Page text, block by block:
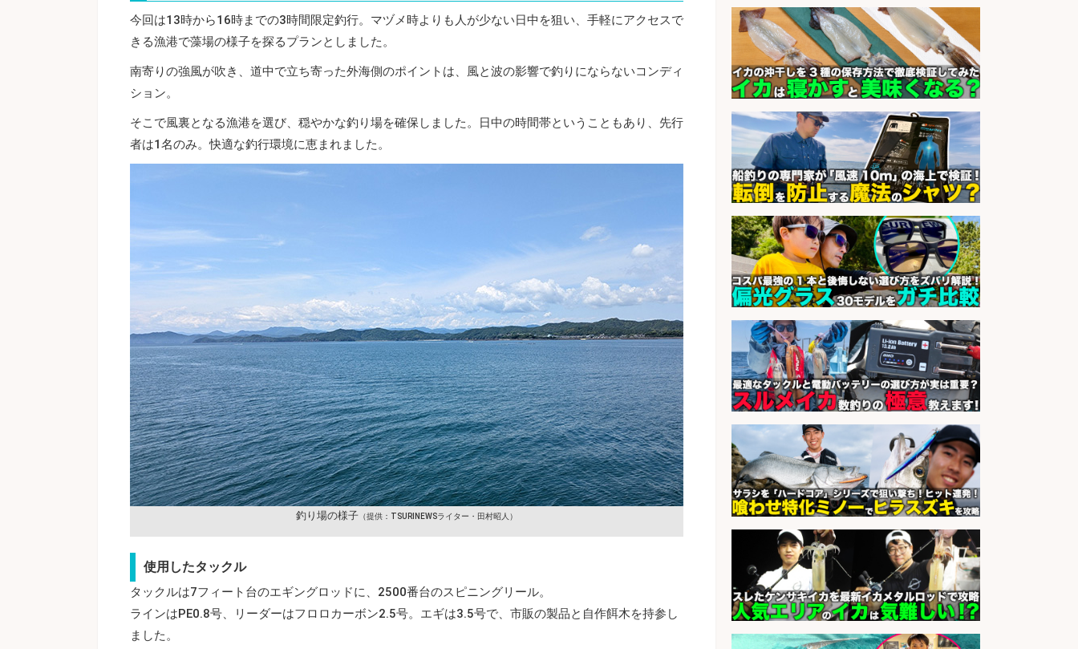
今回は13時から16時までの3時間限定釣行。マヅメ時よりも人が少ない日中を狙い、手軽にアクセスで
きる漁港で藻場の様子を探るプランとしました。
南寄りの強風が吹き、道中で立ち寄った外海側のポイントは、風と波の影響で釣りにならないコンディ
ション。
そこで風裏となる漁港を選び、穏やかな釣り場を確保しました。日中の時間帯ということもあり、先行
者は1名のみ。快適な釣行環境に恵まれました。
釣り場の様子 （提供：TSURINEWSライター・田村昭人）
使用したタックル
タックルは7フィート台のエギングロッドに、2500番台のスピニングリール。
ラインはPE0.8号、リーダーはフロロカーボン2.5号。エギは3.5号で、市販の製品と自作餌木を持参し
ました。
sponsored by 求人ボックス
福岡「現場監督」/釣り好き歓迎/残
業10時間/経験者歓迎
sponsored by 求人ボックス
倉庫での釣り用品の軽作業スタッ
フ/未経験歓迎/交通費支給/制服貸
会社名 株式会社REnista
sponsored by 求人ボックス
精肉・青果・鮮魚販売/「志布志
市」「時給1,150円〜」志布志駅か
ら車5分/お魚のカットや商品の陳列
業務/残業少なめ×車通勤OK×時間選
べる/鹿児島県/志布志市
会社名 株式会社ホットスタッフ鹿児島
sponsored by 求人ボックス
さらに求人情報を見る